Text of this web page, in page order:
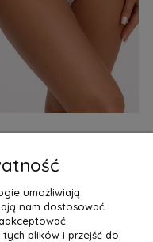
zł
Do Koszyka »
umożliwiają
nam dostosować
plików i przejść do